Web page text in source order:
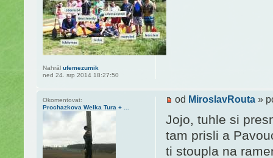
Nahrál ufemezumik
ned 24. srp 2014 18:27:50
od MiroslavRouta»
Jojo, tuhle si
tam prisli a
ti stoupla na
Okomentovat:
Prochazkova Welka Tura + ...